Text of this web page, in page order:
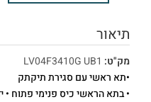
תיאור
מק"ט: LV04F3410G UB1
•תא ראשי עם סגירת תיקתק
• בתא הראשי כיס פנימי פתוח